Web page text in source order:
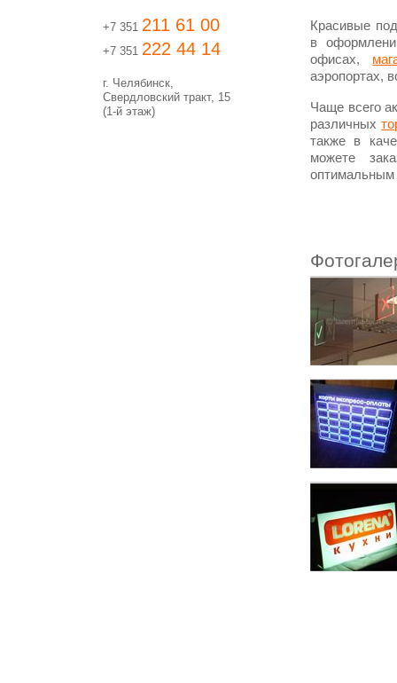
+7 351 211 61 00
+7 351 222 44 14
г. Челябинск,
Свердловский тракт, 15
(1-й этаж)
Красивые
в
офисах,
аэропортах,
Чаще всего
различных
также в
можете